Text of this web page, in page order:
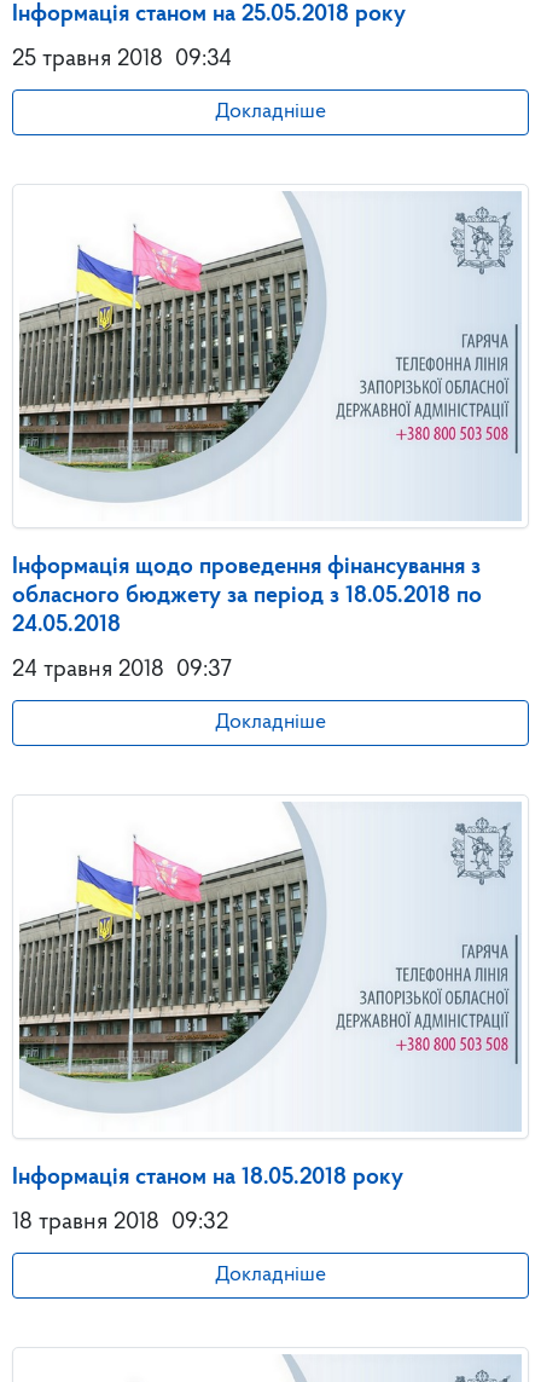
Інформація станом на 25.05.2018 року
25 травня 2018 09:34
Докладніше
Інформація щодо проведення фінансування з
обласного бюджету за період з 18.05.2018 по
24.05.2018
24 травня 2018 09:37
Докладніше
Інформація станом на 18.05.2018 року
18 травня 2018 09:32
Докладніше